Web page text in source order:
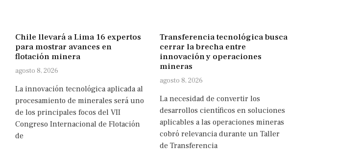
Chile llevará a Lima 16 expertos
para mostrar avances en
flotación minera
agosto 8, 2026
La innovación tecnológica aplicada al
procesamiento de minerales será uno
de los principales focos del VII
Congreso Internacional de Flotación
de
Transferencia tecnológica busca
cerrar la brecha entre
innovación y operaciones
mineras
agosto 8, 2026
La necesidad de convertir los
desarrollos científicos en soluciones
aplicables a las operaciones mineras
cobró relevancia durante un Taller
de Transferencia